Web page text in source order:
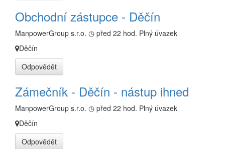
Obchodní zástupce - Děčín
ManpowerGroup s.r.o. ◷ před 22 hod. Plný úvazek
Děčín
Odpovědět
Zámečník - Děčín - nástup ihned
ManpowerGroup s.r.o. ◷ před 22 hod. Plný úvazek
Děčín
Odpovědět